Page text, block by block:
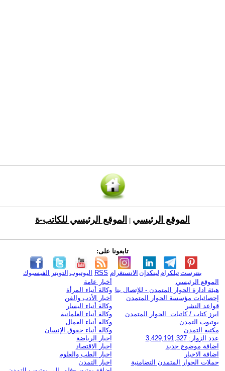
الموقع الرئيسي الموقع الرئيسي للكاتب-ة
تابعونا على:
الفيسبوك التويتر اليوتيوب RSS الانستغرام لينكدإن تيلكرامبنترست
الموقع الرئيسي
هيئة ادارة الحوار المتمدن - للإتصال بنا
إحصائيات مؤسسة الحوار المتمدن
قواعد النشر
ابرز كتاب / كاتبات الحوار المتمدن
يوتيوب التمدن
مكتبة التمدن
عدد الزوار: 3,429,191,327
اضافة موضوع جديد
اضافة الاخبار
حملات الحوار المتمدن التضامنية
أخبار عامة
وكالة أنباء المرأة
اخبار الأدب والفن
وكالة أنباء اليسار
وكالة أنباء العلمانية
وكالة أنباء العمال
وكالة أنباء حقوق الإنسان
اخبار الرياضة
اخبار الاقتصاد
اخبار الطب والعلوم
اخبار التمدن